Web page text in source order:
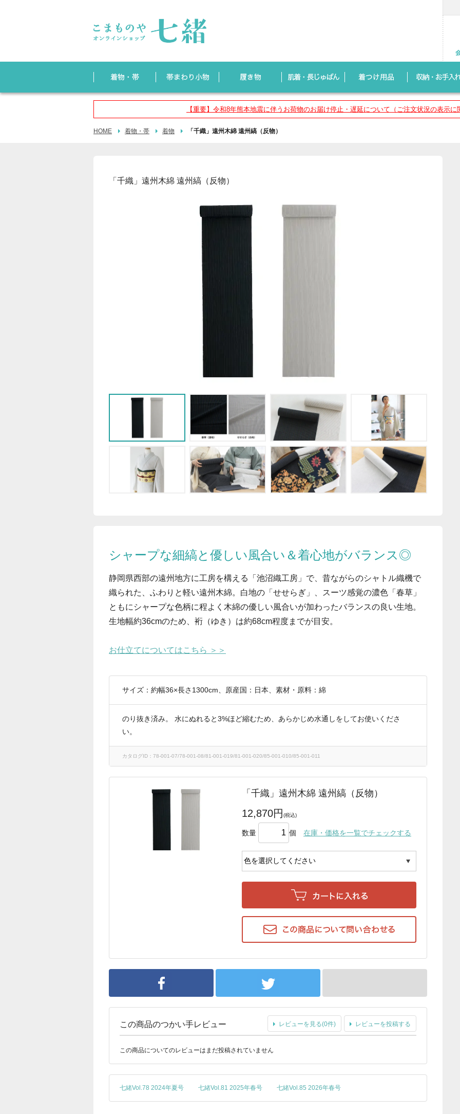
【重要】令和8年熊本地震に伴うお荷物のお届け停止・遅延について（ご注文状況の表示に
HOME 着物・帯 着物 「千織」遠州木綿 遠州縞（反物）
「千織」遠州木綿 遠州縞（反物）
シャープな細縞と優しい風合い＆着心地がバランス◎
静岡県西部の遠州地方に工房を構える「池沼織工房」で、昔ながらのシャトル織機で
織られた、ふわりと軽い遠州木綿。白地の「せせらぎ」、スーツ感覚の濃色「春草」
ともにシャープな色柄に程よく木綿の優しい風合いが加わったバランスの良い生地。
生地幅約36cmのため、裄（ゆき）は約68cm程度までが目安。
お仕立てについてはこちら ＞＞
サイズ：約幅36×長さ1300cm、原産国：日本、素材・原料：綿
のり抜き済み。 水にぬれると3%ほど縮むため、あらかじめ水通しをしてお使いくださ
い。
カタログID：78-001-07/78-001-08/81-001-019/81-001-020/85-001-010/85-001-011
「千織」遠州木綿 遠州縞（反物）
12,870円
数量 個 在庫・価格を一覧でチェックする
この商品のつかい手レビュー レビューを見る(0件) レビューを投稿する
この商品についてのレビューはまだ投稿されていません
七緒Vol.78 2024年夏号 七緒Vol.81 2025年春号 七緒Vol.85 2026年春号